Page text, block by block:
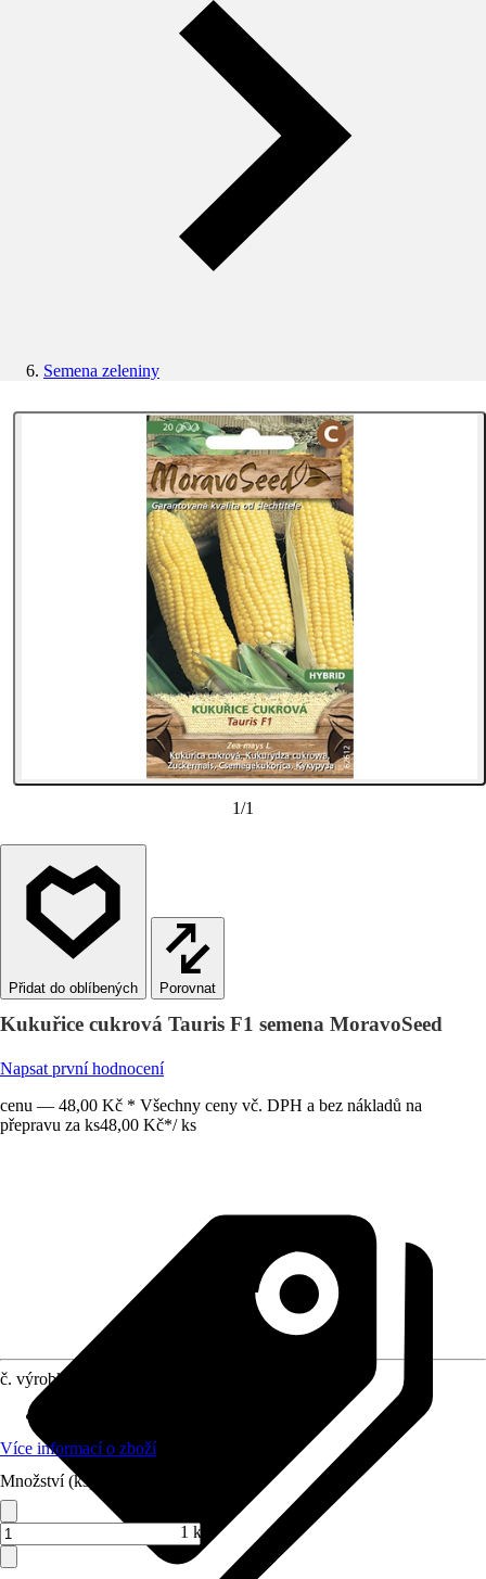
Semena zeleniny
1/1
Porovnat
Kukuřice cukrová Tauris F1 semena MoravoSeed
Napsat první hodnocení
cenu — 48,00 Kč * Všechny ceny vč. DPH a bez nákladů na
přepravu za ks48,00 Kč*/ ks
č. výrobku
Více informací o zboží
Množství (ks)
1 ks